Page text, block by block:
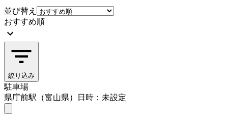
並び替え
おすすめ順
絞り込み
駐車場
県庁前駅（富山県）
日時：未設定